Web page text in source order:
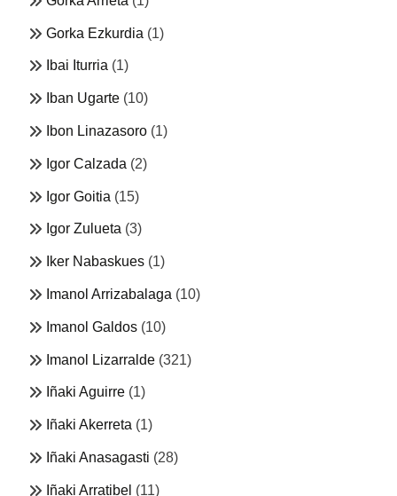
Gorka Ezkurdia (1)
Ibai Iturria (1)
Iban Ugarte (10)
Ibon Linazasoro (1)
Igor Calzada (2)
Igor Goitia (15)
Igor Zulueta (3)
Iker Nabaskues (1)
Imanol Arrizabalaga (10)
Imanol Galdos (10)
Imanol Lizarralde (321)
Iñaki Aguirre (1)
Iñaki Akerreta (1)
Iñaki Anasagasti (28)
Iñaki Arratibel (11)